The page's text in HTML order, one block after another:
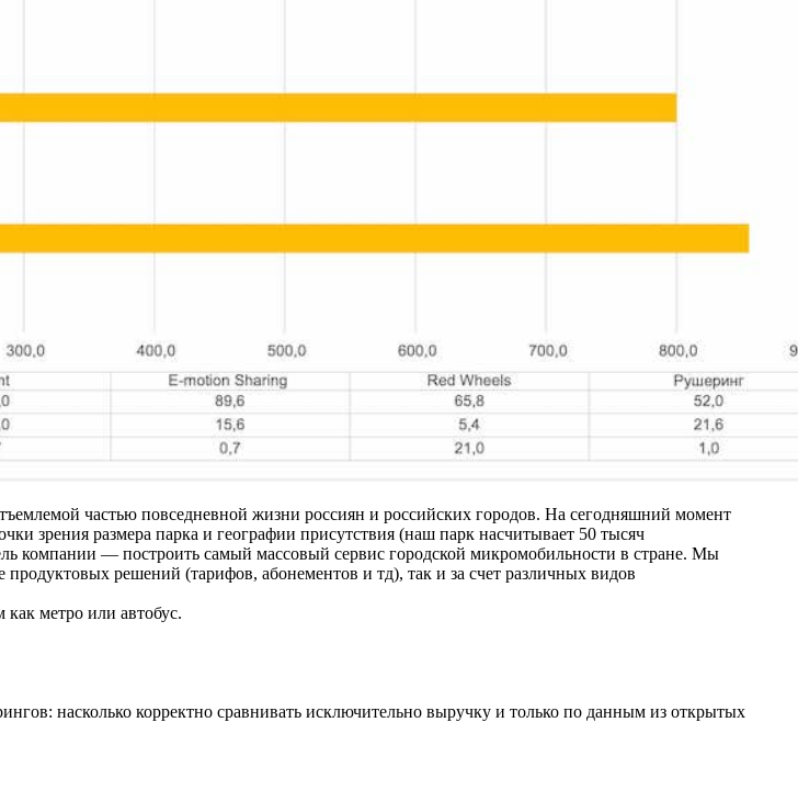
частью повседневной жизни россиян и российских городов. На сегодняшний момент
зрения размера парка и географии присутствия (наш парк насчитывает 50 тысяч
компании — построить самый массовый сервис городской микромобильности в стране. Мы
решений (тарифов, абонементов и тд), так и за счет различных видов
метро или автобус.
насколько корректно сравнивать исключительно выручку и только по данным из открытых